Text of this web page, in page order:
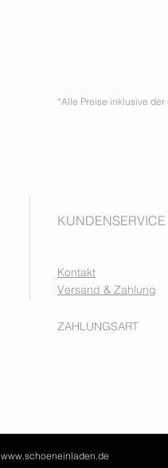
*Alle Preise inklusive
KUNDENSERVICE
Kontakt
Versand & Zahlung
ZAHLUNGSART
www.schoeneinladen.de